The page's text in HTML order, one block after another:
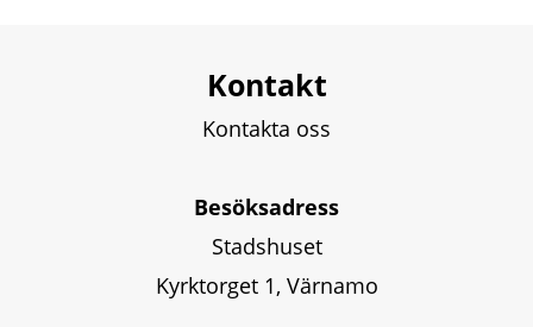
Kontakt
Kontakta oss
Besöksadress
Stadshuset
Kyrktorget 1, Värnamo